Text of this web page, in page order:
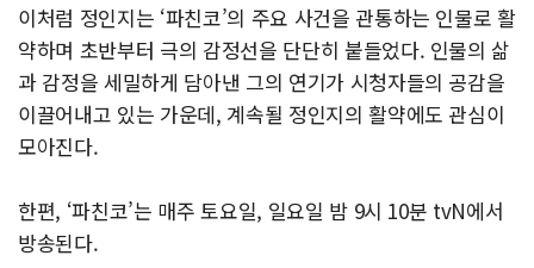
이처럼 정인지는 ‘파친코’의 주요 사건을 관통하는 인물로 활
약하며 초반부터 극의 감정선을 단단히 붙들었다. 인물의 삶
과 감정을 세밀하게 담아낸 그의 연기가 시청자들의 공감을
이끌어내고 있는 가운데, 계속될 정인지의 활약에도 관심이
모아진다.
한편, ‘파친코’는 매주 토요일, 일요일 밤 9시 10분 tvN에서
방송된다.